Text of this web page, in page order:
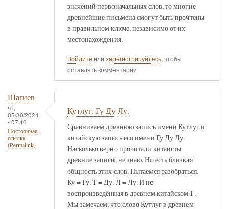
значений первоначальных слов, то многие
древнейшие письмена смогут быть прочтены
в правильном ключе, независимо от их
местонахождения.
Войдите или зарегистрируйтесь, чтобы
оставлять комментарии
Шагиев
чт,
05/30/2024
- 07:16
Постоянная
ссылка
(Permalink)
Кутлуг. Гу Ду Лу.
Сравниваем древнюю запись имени Кутлуг и
китайскую запись его имени Гу Ду Лу.
Насколько верно прочитали китаисты
древние записи, не знаю. Но есть близкая
общность этих слов. Пытаемся разобраться.
Ку = Гу. Т = Ду. Л = Лу. И не
воспроизведённая в древнем китайском Г.
Мы замечаем, что слово Кутлуг в древнем